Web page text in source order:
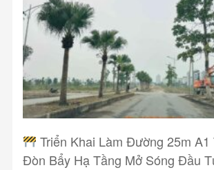
Triển Khai Làm Đường 25m
Đòn Bẩy Hạ Tầng Mở Sóng Đầu